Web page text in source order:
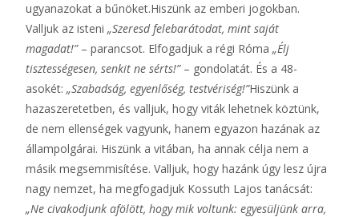
ugyanazokat a bűnöket.Hiszünk az emberi jogokban.
Valljuk az isteni „Szeresd felebarátodat, mint saját
magadat!”– parancsot. Elfogadjuk a régi Róma „Élj
tisztességesen, senkit ne sérts!”– gondolatát. És a 48-
asokét: „Szabadság, egyenlőség, testvériség!”Hiszünk a
hazaszeretetben, és valljuk, hogy viták lehetnek köztünk,
de nem ellenségek vagyunk, hanem egyazon hazának az
állampolgárai. Hiszünk a vitában, ha annak célja nem a
másik megsemmisítése. Valljuk, hogy hazánk úgy lesz újra
nagy nemzet, ha megfogadjuk Kossuth Lajos tanácsát:
„Ne civakodjunk afölött, hogy mik voltunk: egyesüljünk arra,